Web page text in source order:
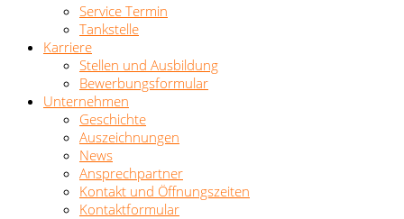
Service Termin
Tankstelle
Karriere
Stellen und Ausbildung
Bewerbungsformular
Unternehmen
Geschichte
Auszeichnungen
News
Ansprechpartner
Kontakt und Öffnungszeiten
Kontaktformular